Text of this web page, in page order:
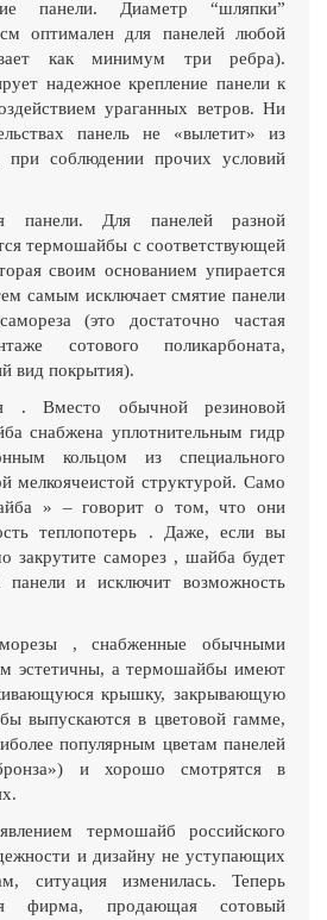
панели. Диаметр “шляпки”
оптимален для панелей любой
как минимум три ребра).
надежное крепление панели к
ураганных ветров. Ни
панель не «вылетит» из
при соблюдении прочих условий
панели. Для панелей разной
термошайбы с соответствующей
своим основанием упирается
самым исключает смятие панели
(это достаточно частая
сотового поликарбоната,
вид покрытия).
. Вместо обычной резиновой
снабжена уплотнительным гидр
кольцом из специального
мелкоячеистой структурой. Само
» – говорит о том, что они
теплопотерь . Даже, если вы
закрутите саморез , шайба будет
панели и исключит возможность
, снабженные обычными
эстетичны, а термошайбы имеют
крышку, закрывающую
выпускаются в цветовой гамме,
популярным цветам панелей
и хорошо смотрятся в
термошайб российского
и дизайну не уступающих
ситуация изменилась. Теперь
фирма, продающая сотовый